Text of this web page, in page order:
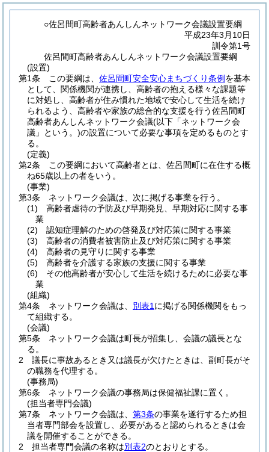
○佐呂間町高齢者あんしんネットワーク会議設置要綱
平成23年3月10日
訓令第1号
佐呂間町高齢者あんしんネットワーク会議設置要綱
(設置)
第1条
この要綱は、 佐呂間町安全安心まちづくり条例 を基本
として、関係機関が連携し、高齢者の抱える様々な課題等
に対処し、高齢者が住み慣れた地域で安心して生活を続け
られるよう、高齢者や家族の総合的な支援を行う佐呂間町
高齢者あんしんネットワーク会議(以下「ネットワーク会
議」という。)の設置について必要な事項を定めるものとす
る。
(定義)
第2条
この要綱において高齢者とは、佐呂間町に在住する概
ね65歳以上の者をいう。
(事業)
第3条
ネットワーク会議は、次に掲げる事業を行う。
(1)
高齢者虐待の予防及び早期発見、早期対応に関する事
業
(2)
認知症理解のための啓発及び対応策に関する事業
(3)
高齢者の消費者被害防止及び対応策に関する事業
(4)
高齢者の見守りに関する事業
(5)
高齢者を介護する家族の支援に関する事業
(6)
その他高齢者が安心して生活を続けるために必要な事
業
(組織)
第4条
ネットワーク会議は、 別表1 に掲げる関係機関をもっ
て組織する。
(会議)
第5条
ネットワーク会議は町長が招集し、会議の議長とな
る。
2
議長に事故あるとき又は議長が欠けたときは、副町長がそ
の職務を代理する。
(事務局)
第6条
ネットワーク会議の事務局は保健福祉課に置く。
(担当者専門会議)
第7条
ネットワーク会議は、 第3条の事業を遂行するため担
当者専門部会を設置し、必要があると認められるときは会
議を開催することができる。
2
担当者専門会議の名称は別表2のとおりとする。